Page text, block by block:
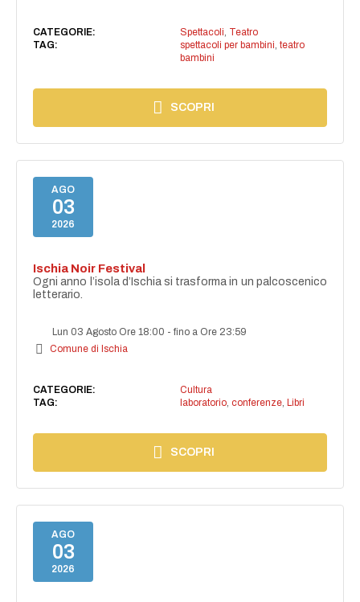
CATEGORIE: Spettacoli, Teatro
TAG:
spettacoli per bambini, teatro
bambini
SCOPRI
AGO
03
2026
Ischia Noir Festival
Ogni anno l’isola d’Ischia si trasforma in un palcoscenico
letterario.
Lun 03 Agosto Ore 18:00 -fino a Ore 23:59
Comune di Ischia
CATEGORIE:
Cultura
TAG:
laboratorio, conferenze, Libri
SCOPRI
AGO
03
2026